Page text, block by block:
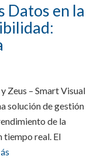
Datos en la
Zeus – Smart Visual
solución de gestión
de la
tiempo real. El